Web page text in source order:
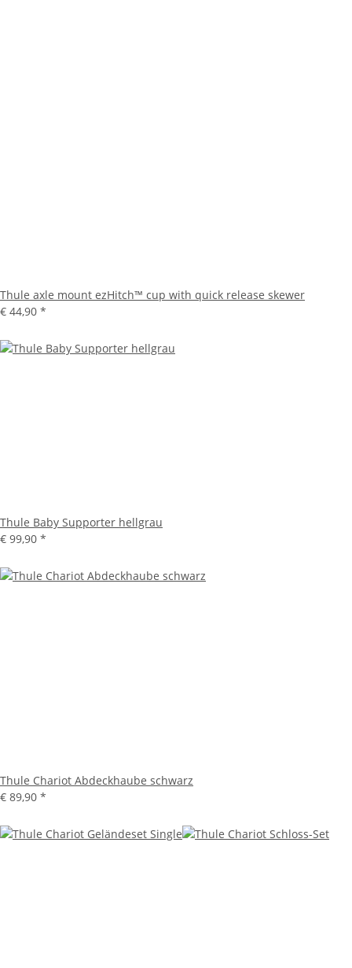
Thule axle mount ezHitch™ cup with quick release skewer
€ 44,90 *
Thule Baby Supporter hellgrau
€ 99,90 *
Thule Chariot Abdeckhaube schwarz
€ 89,90 *